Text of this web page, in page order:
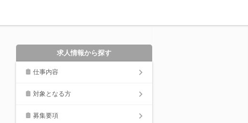
求人情報から探す
仕事内容
対象となる方
募集要項